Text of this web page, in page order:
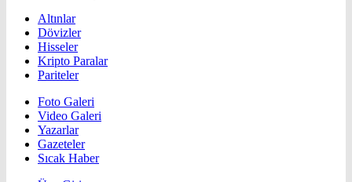
Altınlar
Dövizler
Hisseler
Kripto Paralar
Pariteler
Foto Galeri
Video Galeri
Yazarlar
Gazeteler
Sıcak Haber